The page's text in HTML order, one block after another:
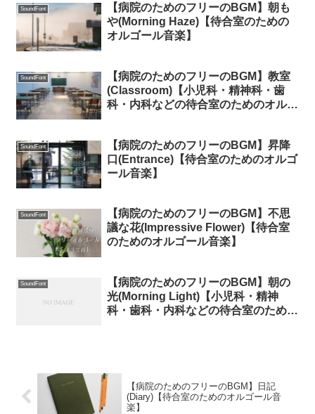
SoundFont
【病院のためのフリーのBGM】朝も
や(Morning Haze)【待合室のための
オルゴール音楽】
SoundFont
【病院のためのフリーのBGM】教室
(Classroom)【小児科・精神科・歯
科・内科などの待合室のためのオルゴ
SoundFont
【病院のためのフリーのBGM】昇降
口(Entrance)【待合室のためのオルゴ
ール音楽】
SoundFont
【病院のためのフリーのBGM】不思
議な花(Impressive Flower)【待合室
のためのオルゴール音楽】
SoundFont
【病院のためのフリーのBGM】朝の
光(Morning Light)【小児科・精神
科・歯科・内科などの待合室のための
【病院のためのフリーのBGM】日記
(Diary)【待合室のためのオルゴール音
楽】